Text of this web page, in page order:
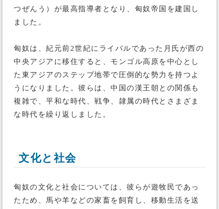
つぜんう）が最高指導者となり、匈奴帝国を建国し
ました。
匈奴は、紀元前2世紀にライバルであった月氏が西の
中央アジアに移住すると、モンゴル高原を中心とし
た東アジアのステップ地帯で圧倒的な勢力を持つよ
うになりました。彼らは、中国の漢王朝との関係も
複雑で、平和な時代、戦争、隷属の時代とさまざま
な時代を繰り返しました。
文化と社会
匈奴の文化と社会については、彼らが遊牧民であっ
たため、馬や羊などの家畜を飼育し、移動生活を送